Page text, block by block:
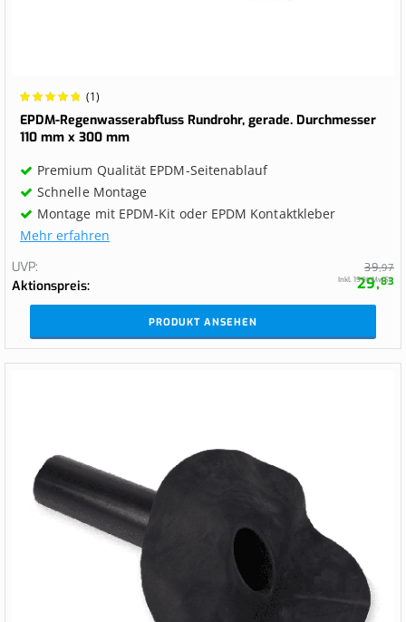
Wertung:
100%
(1)
EPDM-Regenwasserabfluss Rundrohr, gerade. Durchmesser
110 mm x 300 mm
Premium Qualität EPDM-Seitenablauf
Schnelle Montage
Montage mit EPDM-Kit oder EPDM Kontaktkleber
Mehr erfahren
UVP
39,97
Aktionspreis 29,83
Inkl. 19 % MwSt.
PRODUKT ANSEHEN